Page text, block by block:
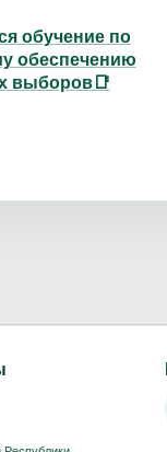
обучение по
обеспечению
выборов📑